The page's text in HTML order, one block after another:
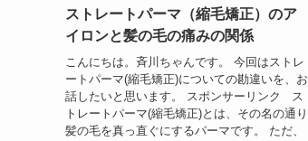
ストレートパーマ（縮毛矯正）のア
イロンと髪の毛の痛みの関係
こんにちは。斉川ちゃんです。 今回はストレ
ートパーマ(縮毛矯正)についての勘違いを、お
話したいと思います。 スポンサーリンク ス
トレートパーマ(縮毛矯正)とは、その名の通り
髪の毛を真っ直ぐにするパーマです。 ただ、